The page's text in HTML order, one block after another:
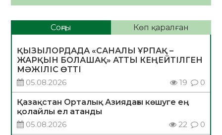
Соңғы Көп қаралған
ҚЫЗЫЛОРДАДА «САНАЛЫ ҰРПАҚ –
ЖАРҚЫН БОЛАШАҚ» АТТЫ КЕҢЕЙТІЛГЕН
МӘЖІЛІС ӨТТІ
05.08.2026
19 0
Қазақстан Орталық Азиядағы көшуге ең
қолайлы ел атанды
05.08.2026
22 0